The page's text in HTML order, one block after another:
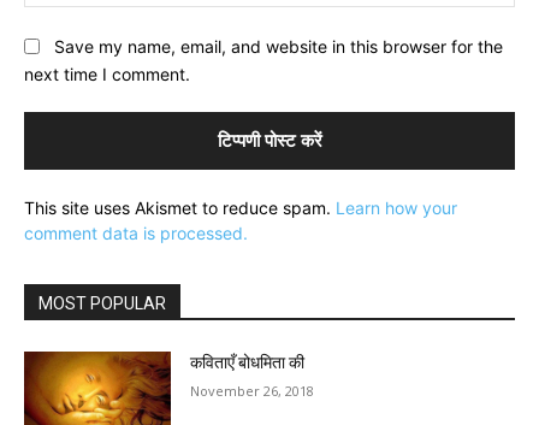
Save my name, email, and website in this browser for the
next time I comment.
This site uses Akismet to reduce spam. Learn how your
comment data is processed.
MOST POPULAR
कविताएँ बोधमिता की
November 26, 2018